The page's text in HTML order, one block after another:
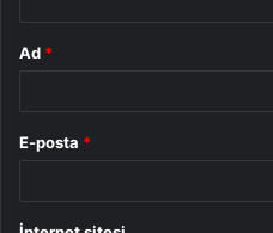
Ad *
E-posta *